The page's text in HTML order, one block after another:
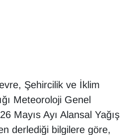
Şehircilik ve İklim
Meteoroloji Genel
Mayıs Ayı Alansal Yağış
derlediği bilgilere göre,